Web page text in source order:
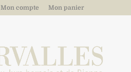
Mon compte Mon panier